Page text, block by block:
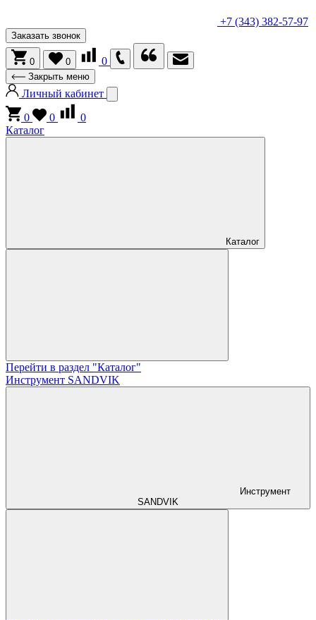
+7 (343) 382-57-97
Заказать звонок
0 0 0
Закрыть меню
Личный кабинет
0
0
0
Каталог
Каталог
Перейти в раздел "Каталог"
Инструмент SANDVIK
Инструмент
SANDVIK